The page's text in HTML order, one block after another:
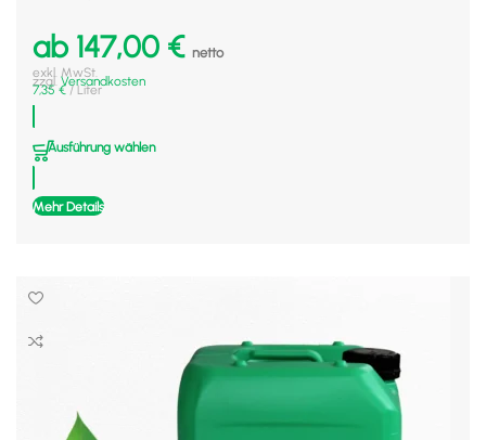
ab 147,00 € netto
exkl. MwSt.
zzgl. Versandkosten
7,35€ /Liter
Ausführung wählen
Mehr Details